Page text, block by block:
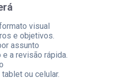
visual
e objetivos.
assunto
a revisão rápida.
ou celular.